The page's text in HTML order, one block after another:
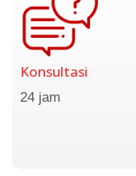
Konsultasi
24 jam